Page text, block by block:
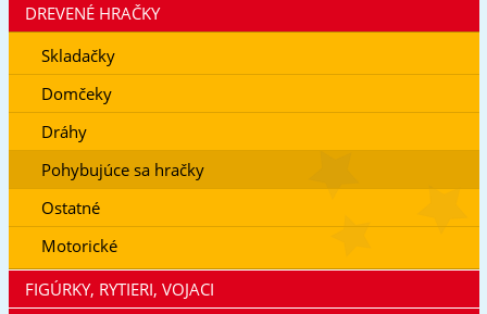
DREVENÉ HRAČKY
Skladačky
Domčeky
Dráhy
Pohybujúce sa hračky
Ostatné
Motorické
FIGÚRKY, RYTIERI, VOJACI